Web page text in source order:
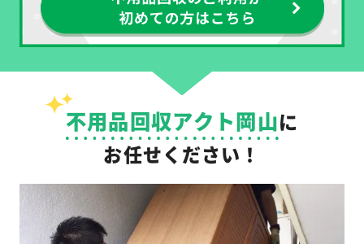
不用品回収アクト岡山に
お任せください！